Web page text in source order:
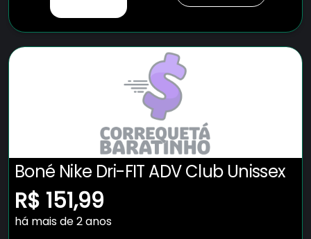
Boné Nike Dri-FIT ADV Club Unissex
R$ 151,99
há mais de 2 anos